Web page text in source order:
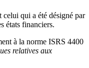
celui qui a été désigné par
états financiers.
à la norme ISRS 4400
relatives aux